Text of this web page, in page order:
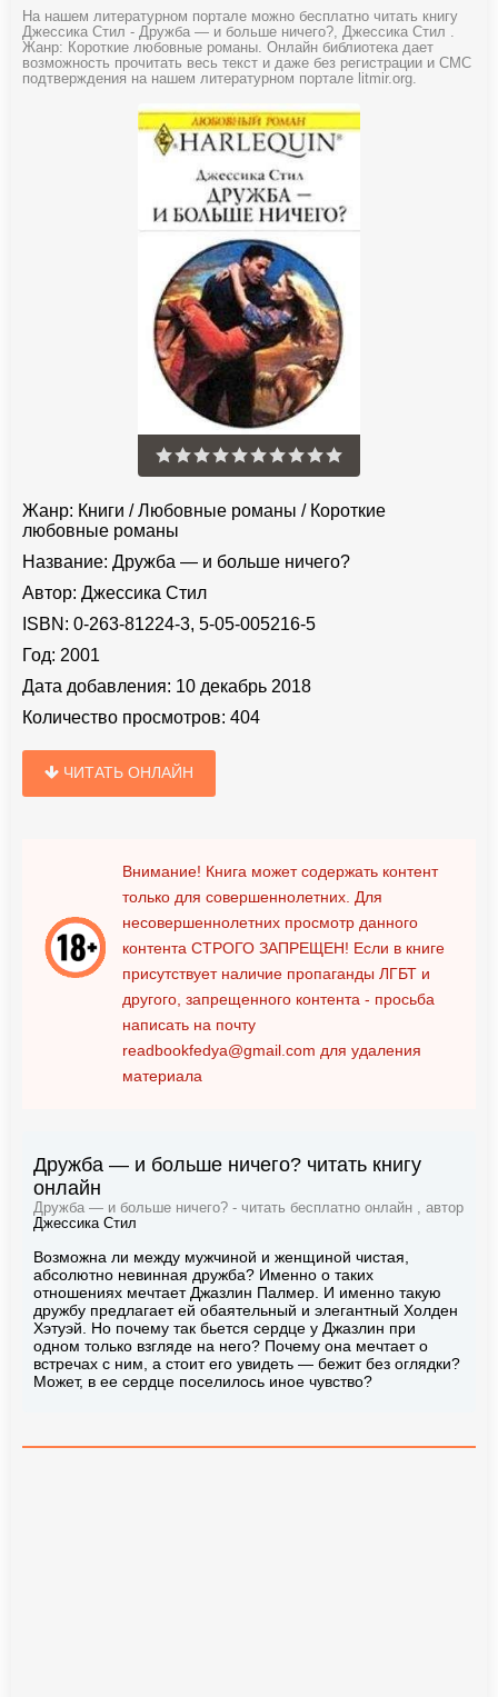
На нашем литературном портале можно бесплатно читать книгу
Джессика Стил - Дружба — и больше ничего?, Джессика Стил .
Жанр: Короткие любовные романы. Онлайн библиотека дает
возможность прочитать весь текст и даже без регистрации и СМС
подтверждения на нашем литературном портале litmir.org.
Жанр: Книги /Любовные романы / Короткие
любовные романы
Название: Дружба — и больше ничего?
Автор: Джессика Стил
ISBN: 0-263-81224-3, 5-05-005216-5
Год: 2001
Дата добавления: 10 декабрь 2018
Количество просмотров: 404
ЧИТАТЬ ОНЛАЙН
Внимание! Книга может содержать контент
только для совершеннолетних. Для
несовершеннолетних просмотр данного
контента СТРОГО ЗАПРЕЩЕН! Если в книге
присутствует наличие пропаганды ЛГБТ и
другого, запрещенного контента - просьба
написать на почту
readbookfedya@gmail.com для удаления
материала
Дружба — и больше ничего? читать книгу
онлайн
Дружба — и больше ничего? - читать бесплатно онлайн , автор
Джессика Стил
Возможна ли между мужчиной и женщиной чистая,
абсолютно невинная дружба? Именно о таких
отношениях мечтает Джазлин Палмер. И именно такую
дружбу предлагает ей обаятельный и элегантный Холден
Хэтуэй. Но почему так бьется сердце у Джазлин при
одном только взгляде на него? Почему она мечтает о
встречах с ним, а стоит его увидеть — бежит без оглядки?
Может, в ее сердце поселилось иное чувство?